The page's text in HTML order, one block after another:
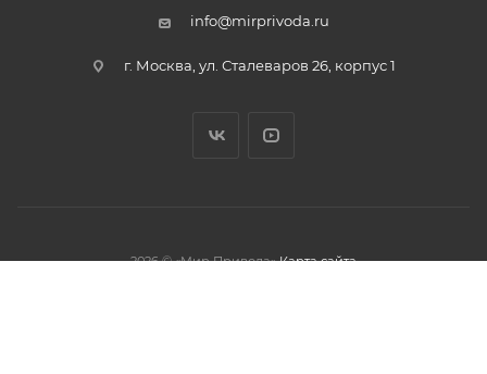
info@mirprivoda.ru
г. Москва, ул. Сталеваров 26, корпус 1
2026 © «Мир Привода» Карта сайта